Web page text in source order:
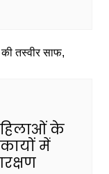
के
में